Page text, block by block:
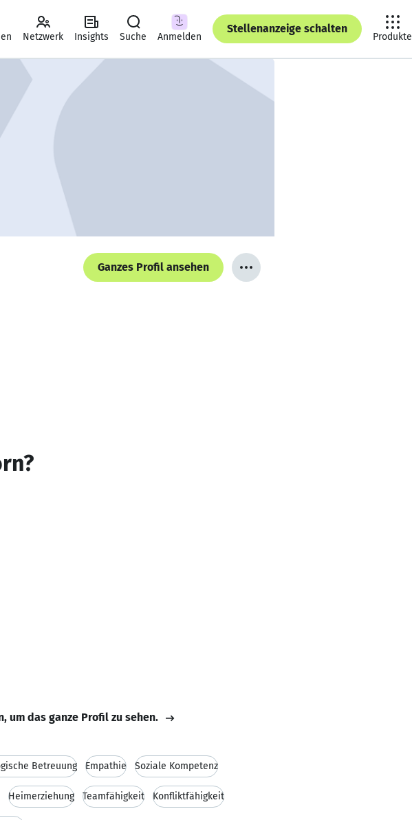
Netzwerk Insights Suche Anmelden
Stellenanzeige schalten
Produkte
Ganzes Profil ansehen
um das ganze Profil zu sehen.
Betreuung Empathie Soziale Kompetenz
Heimerziehung Teamfähigkeit Konfliktfähigkeit